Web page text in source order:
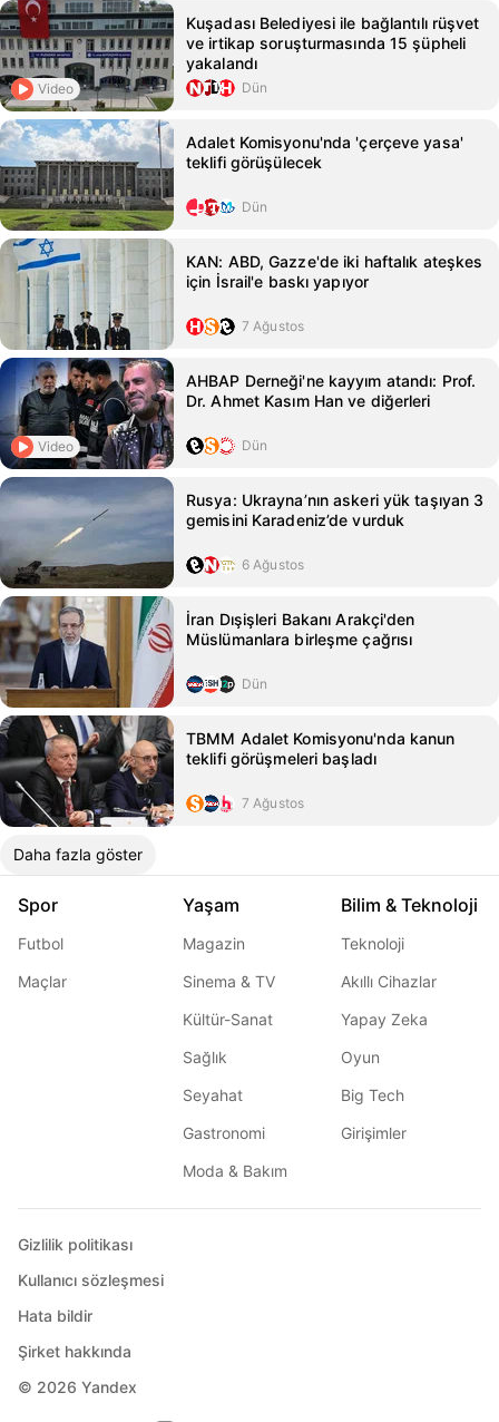
Video
Kuşadası Belediyesi ile bağlantılı rüşvet
ve irtikap soruşturmasında 15 şüpheli
yakalandı
Dün
Adalet Komisyonu'nda 'çerçeve yasa'
teklifi görüşülecek
Dün
KAN: ABD, Gazze'de iki haftalık ateşkes
için İsrail'e baskı yapıyor
7 Ağustos
Video
AHBAP Derneği'ne kayyım atandı: Prof.
Dr. Ahmet Kasım Han ve diğerleri
Dün
Rusya: Ukrayna’nın askeri yük taşıyan 3
gemisini Karadeniz’de vurduk
6 Ağustos
İran Dışişleri Bakanı Arakçi'den
Müslümanlara birleşme çağrısı
Dün
TBMM Adalet Komisyonu'nda kanun
teklifi görüşmeleri başladı
7 Ağustos
Daha fazla göster
Spor
Futbol
Maçlar
Yaşam
Magazin
Sinema & TV
Kültür-Sanat
Sağlık
Seyahat
Gastronomi
Moda & Bakım
Bilim & Teknoloji
Teknoloji
Akıllı Cihazlar
Yapay Zeka
Oyun
Big Tech
Girişimler
© 2026 Yandex
Gizlilik politikası
Kullanıcı sözleşmesi
Hata bildir
Şirket hakkında